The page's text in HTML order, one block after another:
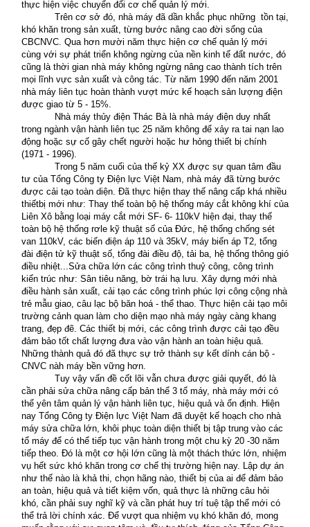
thực hiện việc chuyển đổi cơ chế quản lý mới.
Trên cơ sở đó, nhà máy đã dần khắc phục những tồn tại,
khó khăn trong sản xuất, từng bước nâng cao đời sống của
CBCNVC. Qua hơn mười năm thực hiện cơ chế quản lý mới
cùng với sự phát triển không ngừng của nền kinh tế đất nước, đó
cũng là thời gian nhà máy không ngừng nâng cao thành tích trên
mọi lĩnh vực sản xuất và công tác. Từ năm 1990 đến năm 2001
nhà máy liên tục hoàn thành vượt mức kế hoạch sản lượng điện
được giao từ 5 - 15%.
Nhà máy thủy điện Thác Bà là nhà máy điện duy nhất
trong ngành vận hành liên tục 25 năm không để xảy ra tai nạn lao
động hoặc sự cố gây chết người hoặc hư hỏng thiết bị chính
(1971 - 1996).
Trong 5 năm cuối của thế kỷ XX được sự quan tâm đầu
tư của Tổng Công ty Điện lực Việt Nam , nhà máy đã từng bước
được cải tạo toàn diện. Đã thực hiện thay thế nâng cấp khá nhiều
thiếtbị mới như: Thay thế toàn bộ hệ thống máy cắt không khí của
Liên Xô bằng loại máy cắt mới SF- 6- 110kV hiện đại, thay thế
toàn bộ hệ thống rơle kỹ thuật số của Đức, hệ thống chống sét
van 110kV, các biến điện áp 110 và 35kV, máy biến áp T2, tổng
đài điện tử kỹ thuật số, tổng đài điều độ, tải ba, hệ thống thông gió
điều nhiệt...Sửa chữa lớn các công trình thuỷ công, công trình
kiến trúc như: Sân tiêu năng, bờ trái hạ lưu. Xây dựng mới nhà
điều hành sản xuất, cải tạo các công trình phúc lợi công cộng nhà
trẻ mẫu giao, câu lạc bộ băn hoá - thể thao. Thực hiện cải tạo môi
trường cảnh quan làm cho diện mạo nhà máy ngày càng khang
trang, đẹp đẽ. Các thiết bị mới, các công trình được cải tạo đều
đảm bảo tốt chất lượng đưa vào vận hành an toàn hiệu quả.
Những thành quả đó đã thực sự trở thành sự kết dính cán bộ -
CNVC nàh máy bền vững hơn.
Tuy vậy vấn đề cốt lõi vẫn chưa được giải quyết, đó là
cần phải sửa chữa nâng cấp bản thể 3 tổ máy, nhà máy mới có
thể yên tâm quản lý vận hành liên tục, hiệu quả và ổn định. Hiện
nay Tổng Công ty Điện lực Việt Nam đã duyệt kế hoạch cho nhà
máy sửa chữa lớn, khôi phục toàn diện thiết bị tập trung vào các
tổ máy để có thể tiếp tục vận hành trong một chu kỳ 20 -30 năm
tiếp theo. Đó là một cơ hội lớn cũng là một thách thức lớn, nhiệm
vụ hết sức khó khăn trong cơ chế thị trường hiện nay. Lập dự án
như thế nào là khả thi, chọn hãng nào, thiết bị của ai để đảm bảo
an toàn, hiệu quả và tiết kiệm vốn, quả thực là những câu hỏi
khó, cần phải suy nghĩ kỹ và cần phát huy trí tuệ tập thể mới có
thể trả lời chính xác. Để vượt qua nhiệm vụ khó khăn đó, mong